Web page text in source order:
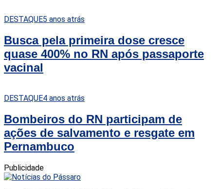
DESTAQUE5 anos atrás
Busca pela primeira dose cresce
quase 400% no RN após passaporte
vacinal
DESTAQUE4 anos atrás
Bombeiros do RN participam de
ações de salvamento e resgate em
Pernambuco
Publicidade